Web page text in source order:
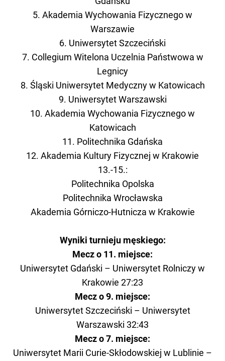
5. Akademia Wychowania Fizycznego w
Warszawie
6. Uniwersytet Szczeciński
7. Collegium Witelona Uczelnia Państwowa w
Legnicy
8. Śląski Uniwersytet Medyczny w Katowicach
9. Uniwersytet Warszawski
10. Akademia Wychowania Fizycznego w
Katowicach
11. Politechnika Gdańska
12. Akademia Kultury Fizycznej w Krakowie
13.-15.:
Politechnika Opolska
Politechnika Wrocławska
Akademia Górniczo-Hutnicza w Krakowie
Wyniki turnieju męskiego:
Mecz o 11. miejsce:
Uniwersytet Gdański – Uniwersytet Rolniczy w
Krakowie 27:23
Mecz o 9. miejsce:
Uniwersytet Szczeciński – Uniwersytet
Warszawski 32:43
Mecz o 7. miejsce:
Uniwersytet Marii Curie-Skłodowskiej w Lublinie –